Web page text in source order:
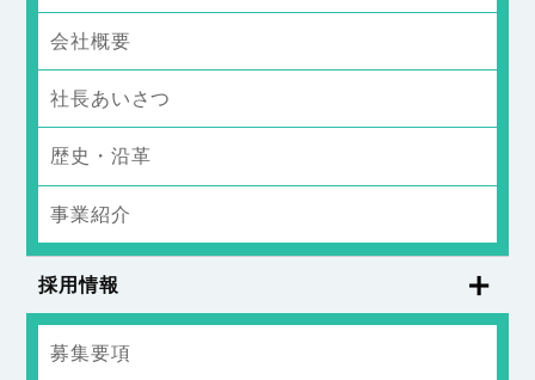
会社概要
社長あいさつ
歴史・沿革
事業紹介
採用情報
募集要項